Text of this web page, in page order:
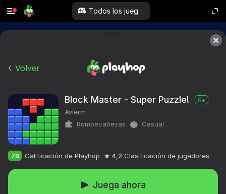
Todos los juegos
Volver
Block Master - Super Puzzle! 6+
Avlerm
Rompecabezas
Casual
78 Calificación de Playhop 4,2 Clasificación de jugadores
Juega ahora